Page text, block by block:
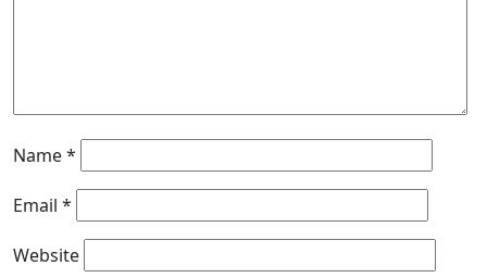
Name*
Email *
Website